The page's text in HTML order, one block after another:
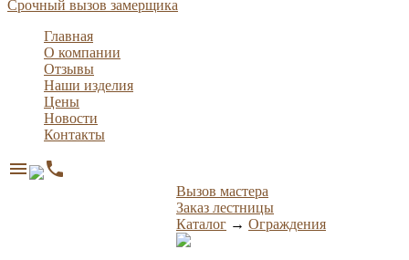
Срочный вызов замерщика
Главная
О компании
Отзывы
Наши изделия
Цены
Новости
Контакты
menu phone
Вызов мастера
Заказ лестницы
Каталог → Ограждения